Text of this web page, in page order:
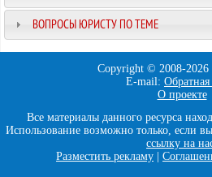
ВОПРОСЫ ЮРИСТУ ПО ТЕМЕ
Copyright © 2008-2026
E-mail: Обратная
О проекте
Все материалы данного ресурса
Использование возможно только, если
ссылку на
Разместить рекламу